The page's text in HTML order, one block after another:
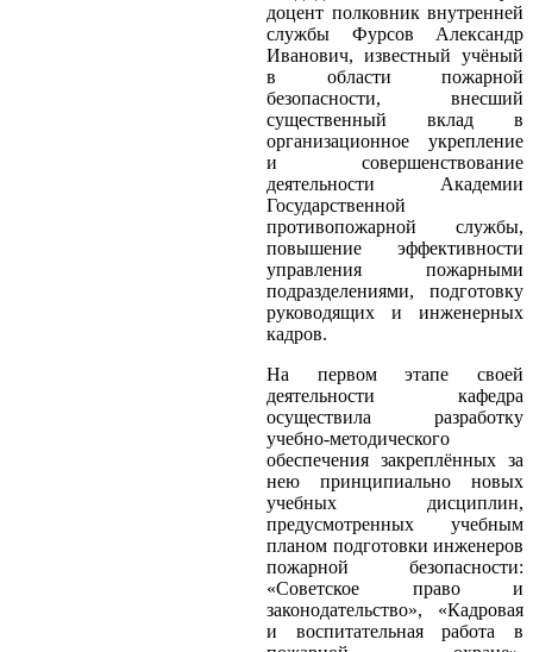
доцент полковник внутренней
службы Фурсов Александр
Иванович, известный учёный
в области пожарной
безопасности, внесший
существенный вклад в
организационное укрепление
и совершенствование
деятельности Академии
Государственной
противопожарной службы,
повышение эффективности
управления пожарными
подразделениями, подготовку
руководящих и инженерных
кадров.
На первом этапе своей
деятельности кафедра
осуществила разработку
учебно-методического
обеспечения закреплённых за
нею принципиально новых
учебных дисциплин,
предусмотренных учебным
планом подготовки инженеров
пожарной безопасности:
«Советское право и
законодательство», «Кадровая
и воспитательная работа в